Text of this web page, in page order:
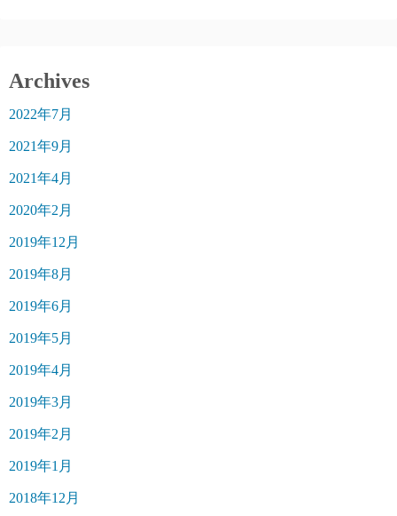
Archives
2022年7月
2021年9月
2021年4月
2020年2月
2019年12月
2019年8月
2019年6月
2019年5月
2019年4月
2019年3月
2019年2月
2019年1月
2018年12月